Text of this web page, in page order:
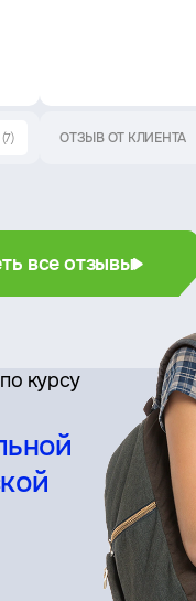
(7) ОТЗЫВ ОТ КЛИЕНТА
все отзывы
курсу